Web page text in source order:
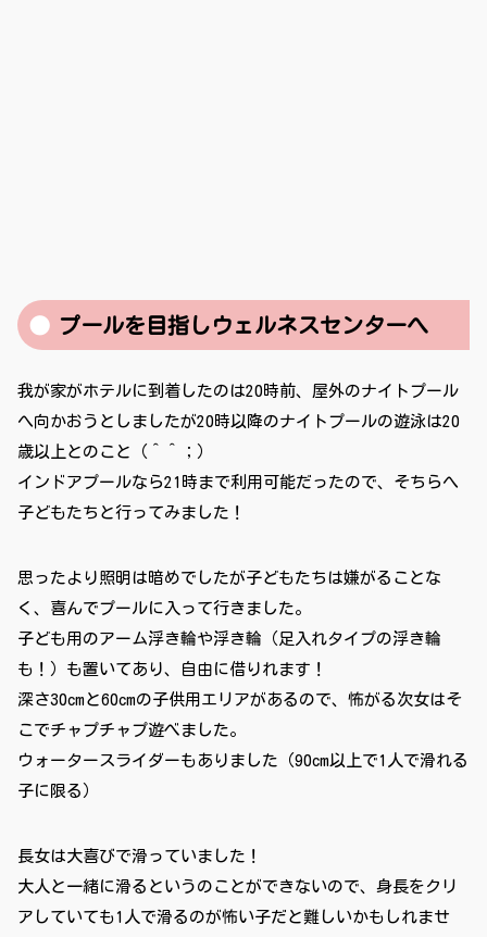
プールを目指しウェルネスセンターへ
我が家がホテルに到着したのは20時前、屋外のナイトプール
へ向かおうとしましたが20時以降のナイトプールの遊泳は20
歳以上とのこと（＾＾；）
インドアプールなら21時まで利用可能だったので、そちらへ
子どもたちと行ってみました！
思ったより照明は暗めでしたが子どもたちは嫌がることな
く、喜んでプールに入って行きました。
子ども用のアーム浮き輪や浮き輪（足入れタイプの浮き輪
も！）も置いてあり、自由に借りれます！
深さ30cmと60cmの子供用エリアがあるので、怖がる次女はそ
こでチャプチャプ遊べました。
ウォータースライダーもありました（90cm以上で1人で滑れる
子に限る）
長女は大喜びで滑っていました！
大人と一緒に滑るというのことができないので、身長をクリ
アしていても1人で滑るのが怖い子だと難しいかもしれませ